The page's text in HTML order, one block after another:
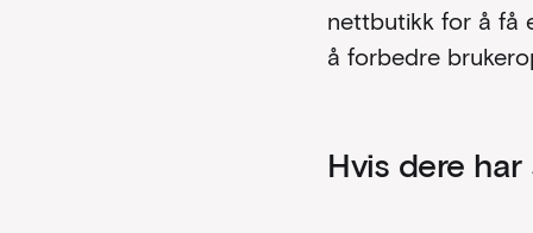
nettbutikk for å få
å forbedre
Hvis dere har